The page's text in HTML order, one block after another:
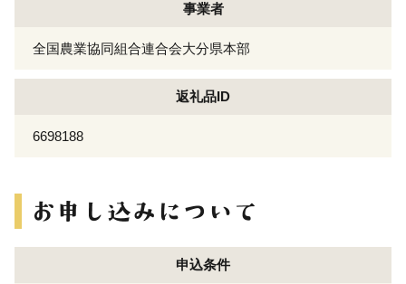
事業者
全国農業協同組合連合会大分県本部
返礼品ID
6698188
申込条件